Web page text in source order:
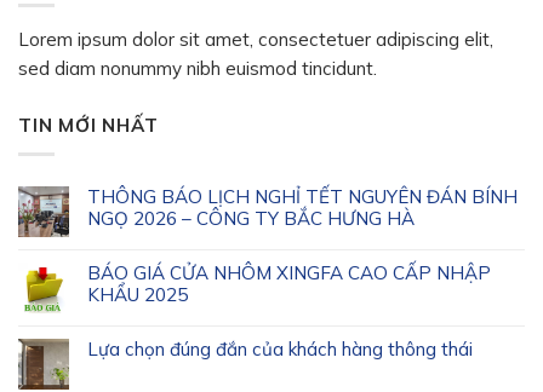
Lorem ipsum dolor sit amet, consectetuer adipiscing elit,
sed diam nonummy nibh euismod tincidunt.
TIN MỚI NHẤT
THÔNG BÁO LỊCH NGHỈ TẾT NGUYÊN ĐÁN BÍNH
NGỌ 2026 – CÔNG TY BẮC HƯNG HÀ
BÁO GIÁ CỬA NHÔM XINGFA CAO CẤP NHẬP
KHẨU 2025
Lựa chọn đúng đắn của khách hàng thông thái